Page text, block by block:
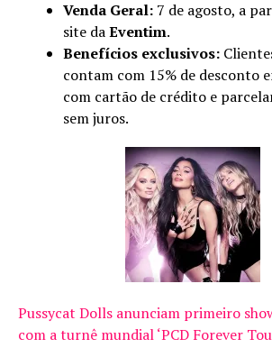
Venda Geral: 7 de agosto, a
site daEventim.
Benefícios exclusivos:
contam com 15% de desconto
com cartão de crédito e
sem juros.
Pussycat Dolls anunciam primeiro
com a turnê mundial ‘PCD Forever